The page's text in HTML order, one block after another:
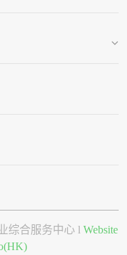
综合服务中心 l Website